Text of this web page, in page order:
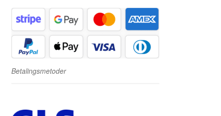
Betalingsmetoder